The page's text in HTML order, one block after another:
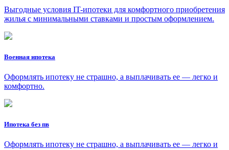
Выгодные условия IT-ипотеки для комфортного приобретения
жилья с минимальными ставками и простым оформлением.
Военная ипотека
Оформлять ипотеку не страшно, а выплачивать ее — легко и
комфортно.
Ипотека без пв
Оформлять ипотеку не страшно, а выплачивать ее — легко и